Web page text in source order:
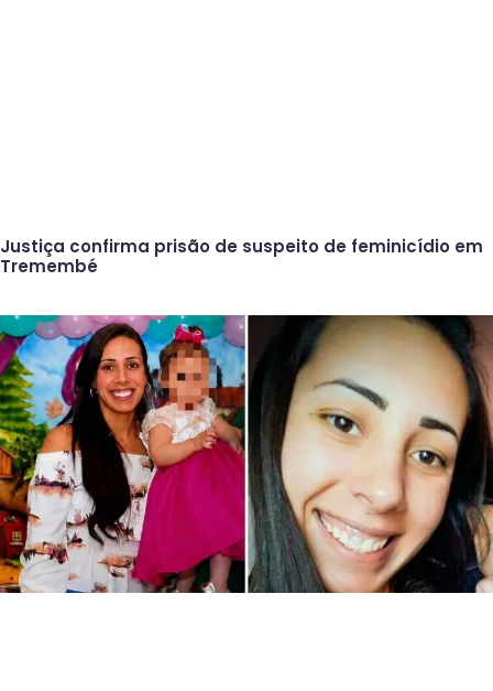
Justiça confirma prisão de suspeito de feminicídio em
Tremembé